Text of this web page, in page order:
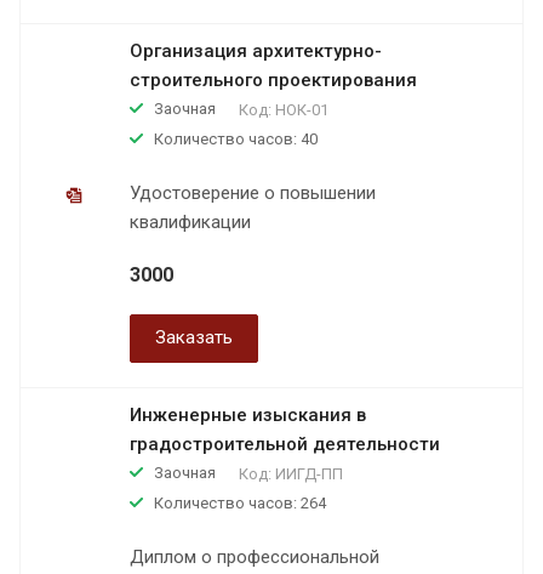
Организация архитектурно-
строительного проектирования
Заочная Код: НОК-01
Количество часов: 40
Удостоверение о повышении
квалификации
3000
Заказать
Инженерные изыскания в
градостроительной деятельности
Заочная Код: ИИГД-ПП
Количество часов: 264
Диплом о профессиональной